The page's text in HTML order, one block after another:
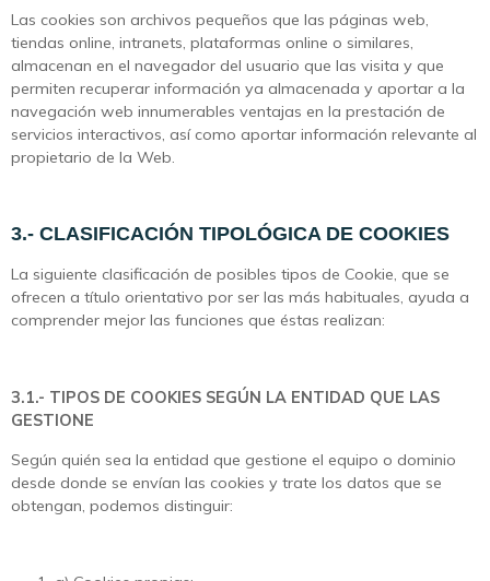
Las cookies son archivos pequeños que las páginas web,
tiendas online, intranets, plataformas online o similares,
almacenan en el navegador del usuario que las visita y que
permiten recuperar información ya almacenada y aportar a la
navegación web innumerables ventajas en la prestación de
servicios interactivos, así como aportar información relevante al
propietario de la Web.
3.- CLASIFICACIÓN TIPOLÓGICA DE COOKIES
La siguiente clasificación de posibles tipos de Cookie, que se
ofrecen a título orientativo por ser las más habituales, ayuda a
comprender mejor las funciones que éstas realizan:
3.1.- TIPOS DE COOKIES SEGÚN LA ENTIDAD QUE LAS
GESTIONE
Según quién sea la entidad que gestione el equipo o dominio
desde donde se envían las cookies y trate los datos que se
obtengan, podemos distinguir: